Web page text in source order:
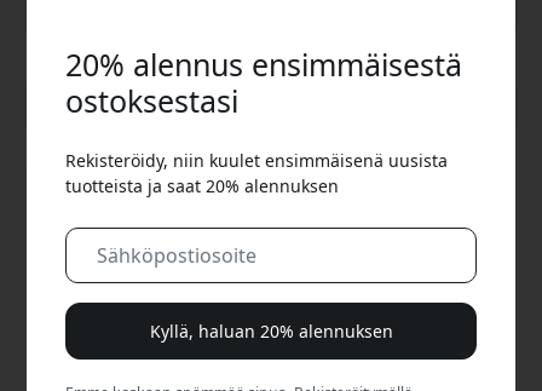
Näytä kaikki kategoriat
20% alennus ensimmäisestä
ostoksestasi
Rekisteröidy, niin kuulet ensimmäisenä uusista
tuotteista ja saat 20% alennuksen
Kyllä, haluan 20% alennuksen
Käytä tätä koodia kassalla saadaksesi 20%
alennuksen.